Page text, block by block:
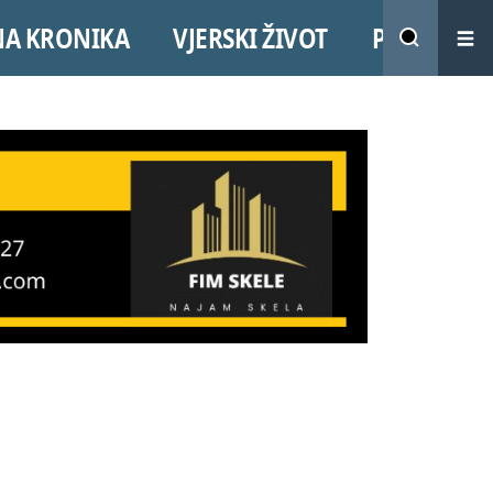
KRONIKA VJERSKI ŽIVOT PROMO